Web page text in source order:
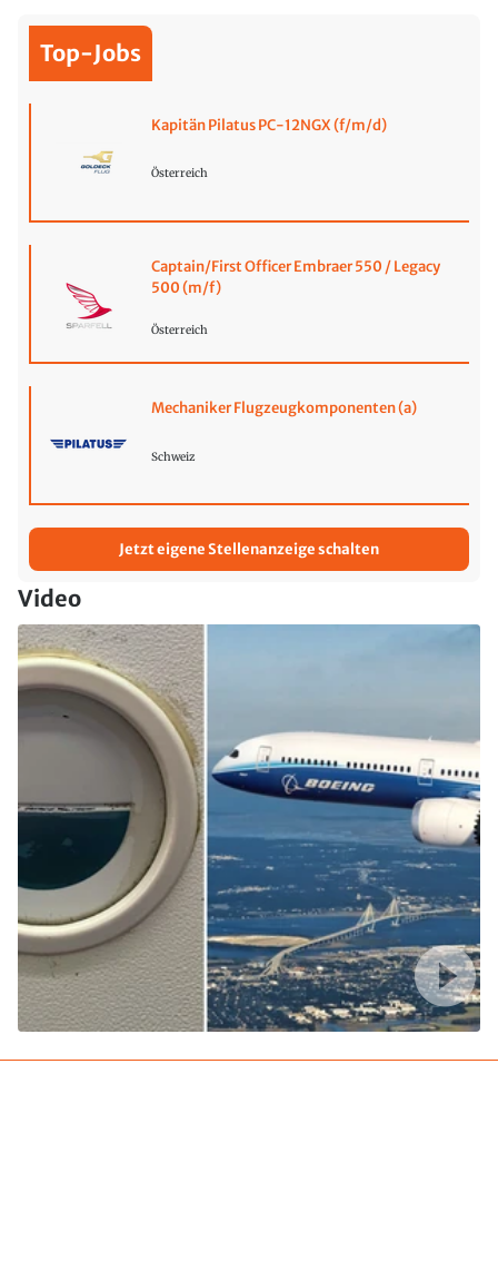
Top-Jobs
Kapitän Pilatus PC-12NGX (f/m/d)
Österreich
Captain/First Officer Embraer 550 / Legacy
500 (m/f)
Österreich
Mechaniker Flugzeugkomponenten (a)
Schweiz
Jetzt eigene Stellenanzeige schalten
Video